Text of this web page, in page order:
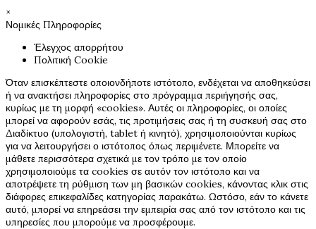
×
Νομικές Πληροφορίες
Έλεγχος απορρήτου
Πολιτική Cookie
Όταν επισκέπτεστε οποιονδήποτε ιστότοπο, ενδέχεται να αποθηκεύσει
ή να ανακτήσει πληροφορίες στο πρόγραμμα περιήγησής σας,
κυρίως με τη μορφή «cookies». Αυτές οι πληροφορίες, οι οποίες
μπορεί να αφορούν εσάς, τις προτιμήσεις σας ή τη συσκευή σας στο
Διαδίκτυο (υπολογιστή, tablet ή κινητό), χρησιμοποιούνται κυρίως
για να λειτουργήσει ο ιστότοπος όπως περιμένετε. Μπορείτε να
μάθετε περισσότερα σχετικά με τον τρόπο με τον οποίο
χρησιμοποιούμε τα cookies σε αυτόν τον ιστότοπο και να
αποτρέψετε τη ρύθμιση των μη βασικών cookies, κάνοντας κλικ στις
διάφορες επικεφαλίδες κατηγορίας παρακάτω. Ωστόσο, εάν το κάνετε
αυτό, μπορεί να επηρεάσει την εμπειρία σας από τον ιστότοπο και τις
υπηρεσίες που μπορούμε να προσφέρουμε.